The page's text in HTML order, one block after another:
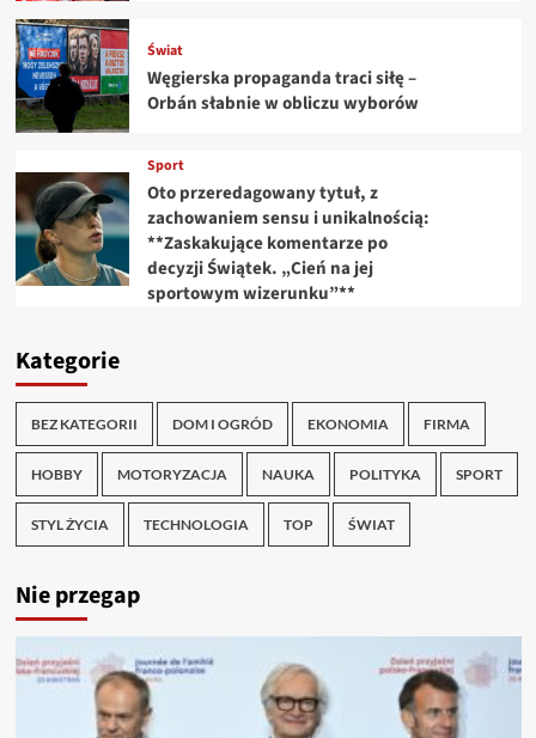
Świat
Węgierska propaganda traci siłę –
Orbán słabnie w obliczu wyborów
Sport
Oto przeredagowany tytuł, z
zachowaniem sensu i unikalnością:
**Zaskakujące komentarze po
decyzji Świątek. „Cień na jej
sportowym wizerunku”**
Kategorie
BEZ KATEGORII DOM I OGRÓD EKONOMIA FIRMA
HOBBY MOTORYZACJA NAUKA POLITYKA SPORT
STYL ŻYCIA TECHNOLOGIA TOP ŚWIAT
Nie przegap